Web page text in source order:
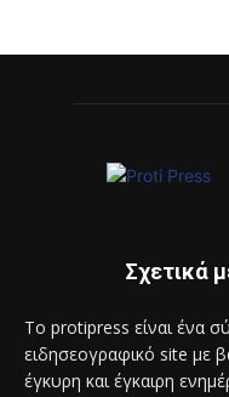
Σχετικά
Το protipress είναι ένα
ειδησεογραφικό site με
έγκυρη και έγκαιρη